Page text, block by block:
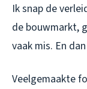
Ik snap de
de bouwmarkt,
vaak mis. En
Veelgemaakte